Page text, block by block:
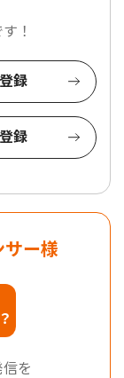
！
録
録
サー様
を